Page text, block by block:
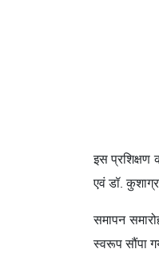
इस प्रशिक्षण
एवं डॉ.
समापन
स्वरूप सौंपा